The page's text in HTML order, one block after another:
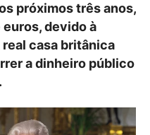
próximos três anos,
devido à
real casa britânica
a dinheiro público